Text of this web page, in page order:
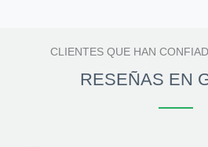
CLIENTES QUE HAN
RESEÑAS EN